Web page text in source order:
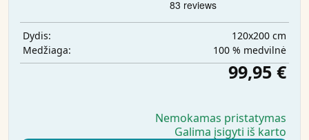
Dydis:
120x200 cm
Medžiaga:
100 % medvilnė
99,95 €
Nemokamas pristatymas
Galima įsigyti iš karto